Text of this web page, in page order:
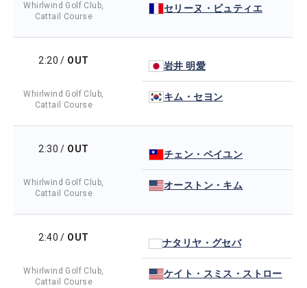
Whirlwind Golf Club,
Cattail Course
セリーヌ・ビュティエ
2:20 / OUT
Whirlwind Golf Club,
Cattail Course
岩井 明愛
キム・セヨン
2:30 / OUT
Whirlwind Golf Club,
Cattail Course
チェン・ペイユン
オーストン・キム
2:40 / OUT
Whirlwind Golf Club,
Cattail Course
ナタリヤ・グセバ
ケイト・スミス・ストロー